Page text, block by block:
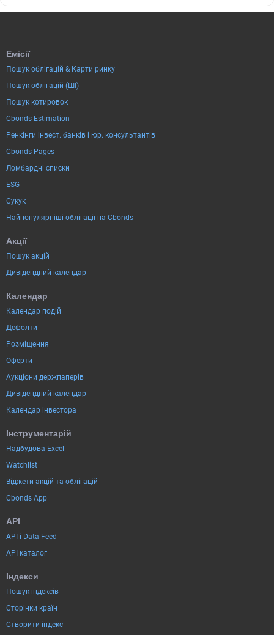
Емісії
Пошук облігацій & Карти ринку
Пошук облігацій (ШІ)
Пошук котировок
Cbonds Estimation
Ренкінги інвест. банків і юр. консультантів
Cbonds Pages
Ломбардні списки
ESG
Сукук
Найпопулярніші облігації на Cbonds
Акції
Пошук акцій
Дивідендний календар
Календар
Календар подій
Дефолти
Розміщення
Оферти
Аукціони держпаперів
Дивідендний календар
Календар інвестора
Інструментарій
Надбудова Excel
Watchlist
Віджети акцій та облігацій
Cbonds App
API
API і Data Feed
API каталог
Індекси
Пошук індексів
Сторінки країн
Створити індекс